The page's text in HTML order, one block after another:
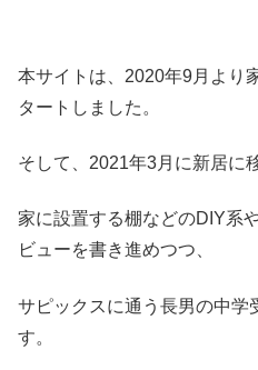
本サイトは、2020年9月より
タートしました。
そして、2021年3月に新居に
家に設置する棚などのDIY系
ビューを書き進めつつ、
サピックスに通う長男の中学
す。